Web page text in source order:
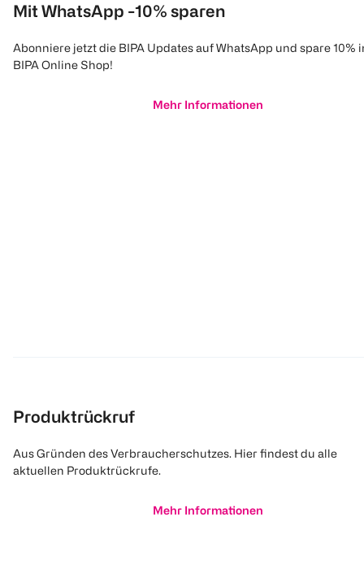
Mit WhatsApp -10% sparen
Abonniere jetzt die BIPA Updates auf WhatsApp und spare 10%
BIPA Online Shop!
Mehr Informationen
Produktrückruf
Aus Gründen des Verbraucherschutzes. Hier findest du alle
aktuellen Produktrückrufe.
Mehr Informationen